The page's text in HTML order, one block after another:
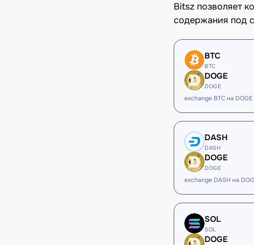
Bitsz позволяет
содержания под
BTC
BTC
DOGE
DOGE
exchange BTC на
DASH
DASH
DOGE
DOGE
exchange DASH на
SOL
SOL
DOGE